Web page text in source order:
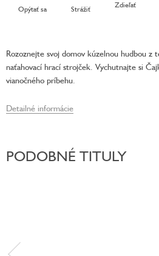
Opýtať sa Strážiť Zdieľať
Rozoznejte svoj domov kúzelnou hudbou z
naťahovací hrací strojček. Vychutnajte si
vianočného príbehu.
Detailné informácie
PODOBNÉ TITULY